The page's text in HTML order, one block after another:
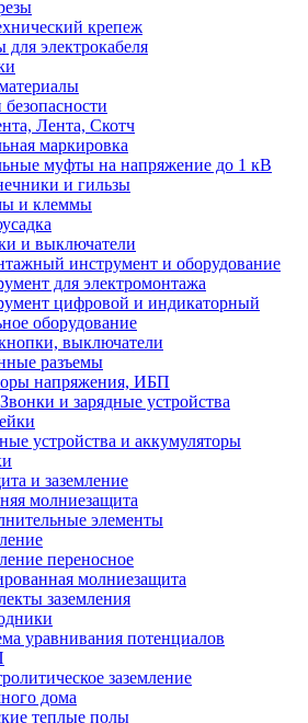
крепеж
для электрокабеля
безопасности
Лента, Скотч
маркировка
муфты на напряжение до 1 кВ
и гильзы
и клеммы
и выключатели
инструмент и оборудование
для электромонтажа
цифровой и индикаторный
оборудование
выключатели
разъемы
напряжения, ИБП
и зарядные устройства
устройства и аккумуляторы
и заземление
молниезащита
элементы
переносное
молниезащита
заземления
уравнивания потенциалов
заземление
дома
теплые полы